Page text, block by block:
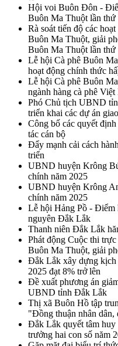
Hội voi Buôn Đôn -
Buôn Ma Thuột lần thứ
Rà soát tiến độ các
Buôn Ma Thuột, giải
Buôn Ma Thuột lần thứ
Lễ hội Cà phê Buôn
hoạt động chính thức
Lễ hội Cà phê Buôn
ngành hàng cà phê Việt
Phó Chủ tịch UBND
triển khai các dự án
Công bố các quyết
tác cán bộ
Đẩy mạnh cải cách
triển
UBND huyện Krông
chính năm 2025
UBND huyện Krông
chính năm 2025
Lễ hội Hảng Pồ - Điểm
nguyên Đắk Lắk
Thanh niên Đắk Lắk
Phát động Cuộc thi
Buôn Ma Thuột, giải
Đắk Lắk xây dựng kịch
2025 đạt 8% trở lên
Đề xuất phương án
UBND tỉnh Đắk Lắk
Thị xã Buôn Hồ tập
"Đồng thuận nhân dân,
Đắk Lắk quyết tâm huy
trưởng hai con số năm